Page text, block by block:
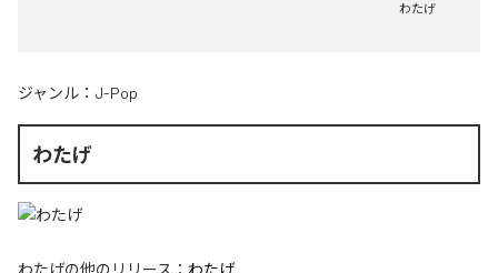
わたげ
ジャンル： J-Pop
わたげ
わたげの他のリリース： わたげ